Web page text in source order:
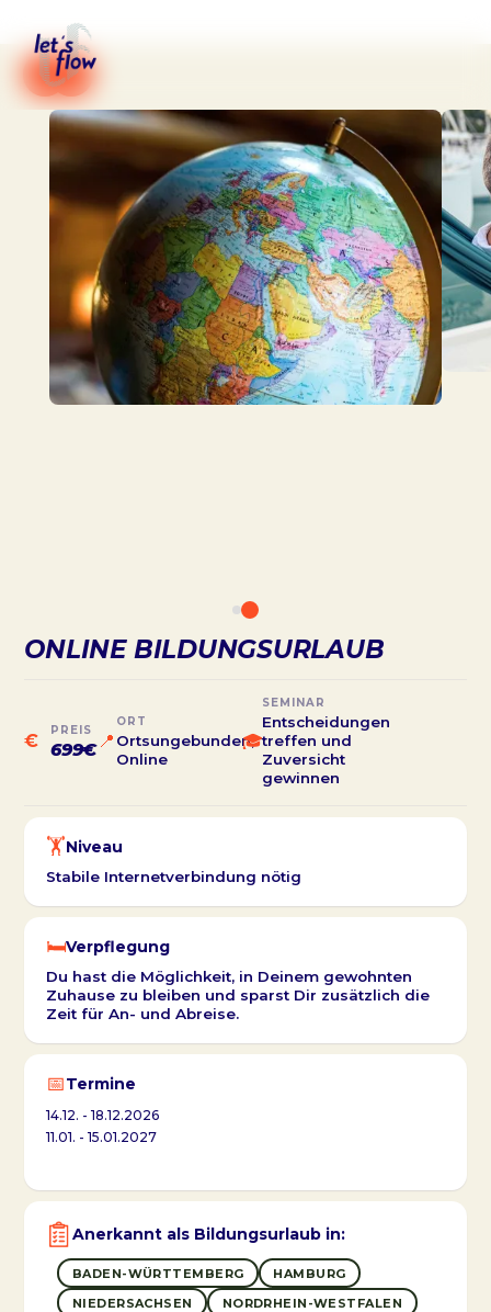
ONLINE BILDUNGSURLAUB
€
PREIS
699€ 📍
ORT
Ortsungebunden,
Online
🎓
SEMINAR
Entscheidungen
treffen und
Zuversicht
gewinnen
🏋️Niveau
Stabile Internetverbindung nötig
🛏️Verpflegung
Du hast die Möglichkeit, in Deinem gewohnten
Zuhause zu bleiben und sparst Dir zusätzlich die
Zeit für An- und Abreise.
📅Termine
14.12. - 18.12.2026
11.01. - 15.01.2027
Anerkannt als Bildungsurlaub in:
BADEN-WÜRTTEMBERG
HAMBURG
NIEDERSACHSEN
NORDRHEIN-WESTFALEN